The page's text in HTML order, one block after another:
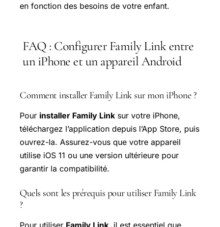
en fonction des besoins de votre enfant.
FAQ : Configurer Family Link entre
un iPhone et un appareil Android
Comment installer Family Link sur mon iPhone ?
Pour installer Family Link sur votre iPhone,
téléchargez l’application depuis l’App Store, puis
ouvrez-la. Assurez-vous que votre appareil
utilise iOS 11 ou une version ultérieure pour
garantir la compatibilité.
Quels sont les prérequis pour utiliser Family Link
?